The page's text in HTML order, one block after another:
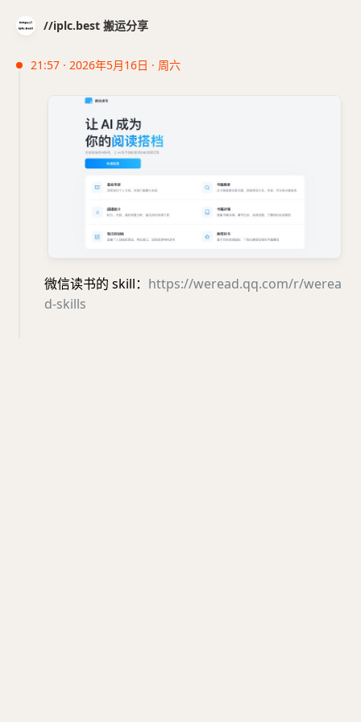
//iplc.best 搬运分享
21:57 · 2026年5月16日 · 周六
微信读书的 skill： https://weread.qq.com/r/werea
d-skills